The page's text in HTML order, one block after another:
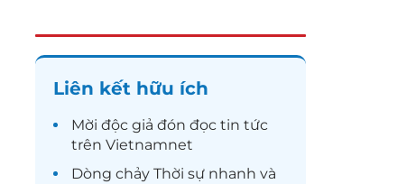
Liên kết hữu ích
Mời độc giả đón đọc tin tức
trên Vietnamnet
Dòng chảy Thời sự nhanh và